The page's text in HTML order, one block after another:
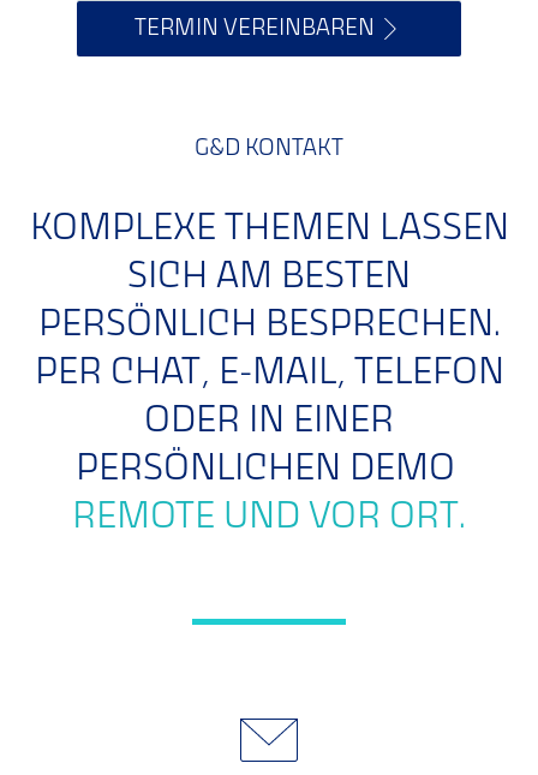
TERMIN VEREINBAREN
G&D KONTAKT
KOMPLEXE THEMEN LASSEN
SICH AM BESTEN
PERSÖNLICH BESPRECHEN.
PER CHAT, E-MAIL, TELEFON
ODER IN EINER
PERSÖNLICHEN DEMO
REMOTE UND VOR ORT.